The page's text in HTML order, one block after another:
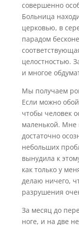
совершенно
Больница
церковью, в
парадом
целостностью.
и многое
Мы получаем
Если можно
чтобы человек
маленькой. Мне
достаточно
небольших
вынудила к
как только у
делаю ничего,
разрушения
За месяц до
ноге, и на две